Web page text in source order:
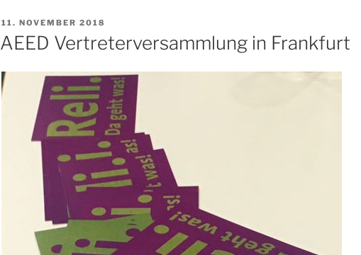
VERÖFFENTLICHT
11. NOVEMBER 2018
AEED Vertreterversammlung in Frankfurt